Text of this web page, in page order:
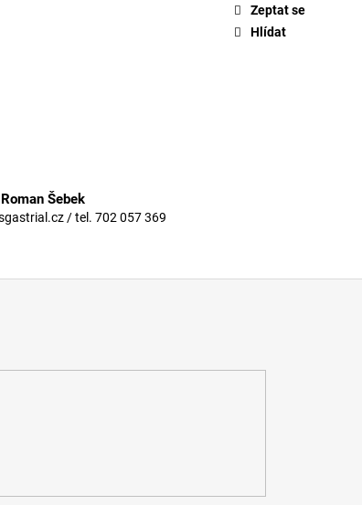
Zeptat se
Hlídat
Šebek
/ tel. 702 057 369